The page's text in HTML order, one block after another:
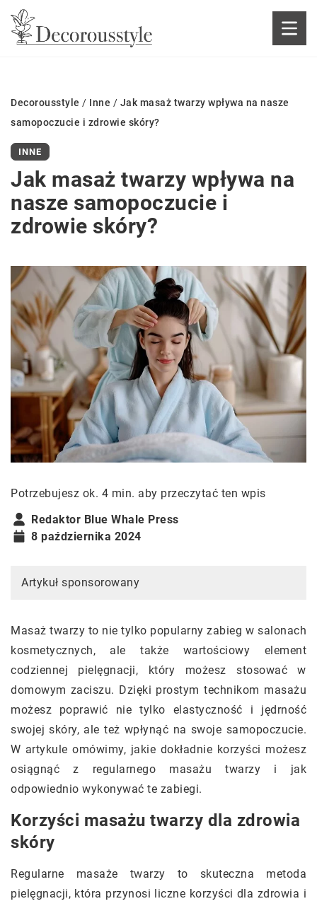
Decorousstyle / Inne / Jak masaż twarzy wpływa na nasze
samopoczucie i zdrowie skóry?
INNE
Jak masaż twarzy wpływa na
nasze samopoczucie i
zdrowie skóry?
Potrzebujesz ok. 4 min. aby przeczytać ten wpis
Redaktor Blue Whale Press
8 października 2024
Artykuł sponsorowany
Masaż twarzy to nie tylko popularny zabieg w salonach
kosmetycznych, ale także wartościowy element
codziennej pielęgnacji, który możesz stosować w
domowym zaciszu. Dzięki prostym technikom masażu
możesz poprawić nie tylko elastyczność i jędrność
swojej skóry, ale też wpłynąć na swoje samopoczucie.
W artykule omówimy, jakie dokładnie korzyści możesz
osiągnąć z regularnego masażu twarzy i jak
odpowiednio wykonywać te zabiegi.
Korzyści masażu twarzy dla zdrowia
skóry
Regularne masaże twarzy to skuteczna metoda
pielęgnacji, która przynosi liczne korzyści dla zdrowia i